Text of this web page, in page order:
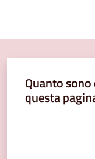
Quanto
questa